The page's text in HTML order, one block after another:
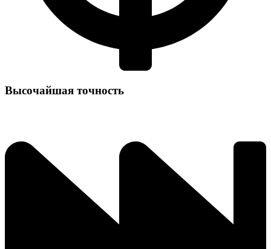
Высочайшая точность